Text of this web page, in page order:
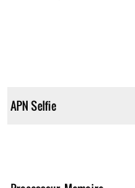
APN Selfie